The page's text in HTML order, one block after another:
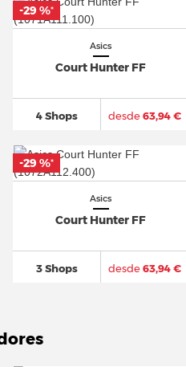
Asics
Court Hunter FF
4 Shops desde63,94 €
-29 %*
Asics
Court Hunter FF
3 Shops desde63,94 €
-29 %*